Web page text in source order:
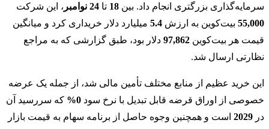
سرمایه‌گذاری بزرگتری انجام داد. بین 18 تا 24 نوامبر
، این شرکت
55,000 بیت‌کوین به ارزش 5.4 میلیارد دلار خریداری کرد و میانگین
قیمت هر بیت‌کوین 97,862 دلار بود، طبق گزارشی که به مراجع
نظارتی ارسال شد.
این خرید عظیم از منابع مختلف تأمین مالی شد، از جمله یک عرضه
خصوصی از اوراق قرضه قابل تبدیل با نرخ سود 0%
که سررسید آن
در 2029 است و همچنین وجوه حاصل از برنامه سهام به قیمت بازار